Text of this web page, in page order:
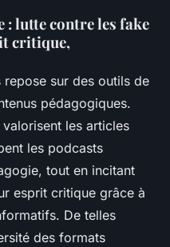
: lutte contre les fake
critique,
sur des outils de
pédagogiques.
valorisent les articles
les podcasts
tout en incitant
esprit critique grâce à
De telles
des formats